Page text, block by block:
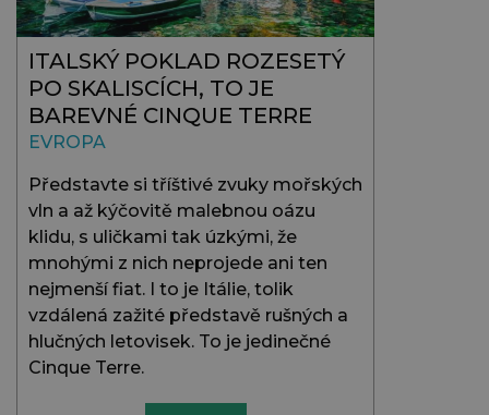
ITALSKÝ POKLAD ROZESETÝ
PO SKALISCÍCH, TO JE
BAREVNÉ CINQUE TERRE
EVROPA
Představte si tříštivé zvuky mořských
vln a až kýčovitě malebnou oázu
klidu, s uličkami tak úzkými, že
mnohými z nich neprojede ani ten
nejmenší fiat. I to je Itálie, tolik
vzdálená zažité představě rušných a
hlučných letovisek. To je jedinečné
Cinque Terre.